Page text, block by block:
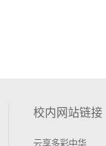
校内网站链接
云享多彩中华